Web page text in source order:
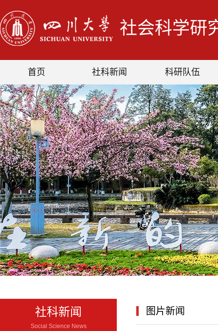
社会科学研
首页 社科新闻 科研队伍
社科新闻
Social Science News
图片新闻